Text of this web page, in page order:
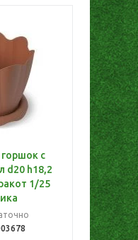
с
d20 h18,2
1/25